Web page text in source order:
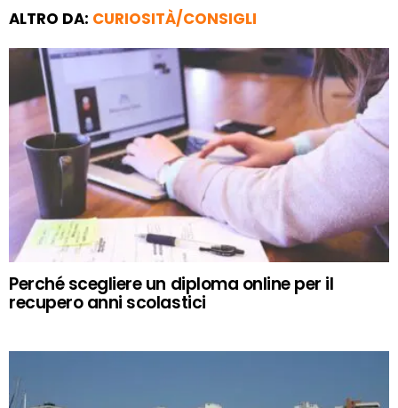
ALTRO DA: CURIOSITÀ/CONSIGLI
Perché scegliere un diploma online per il
recupero anni scolastici